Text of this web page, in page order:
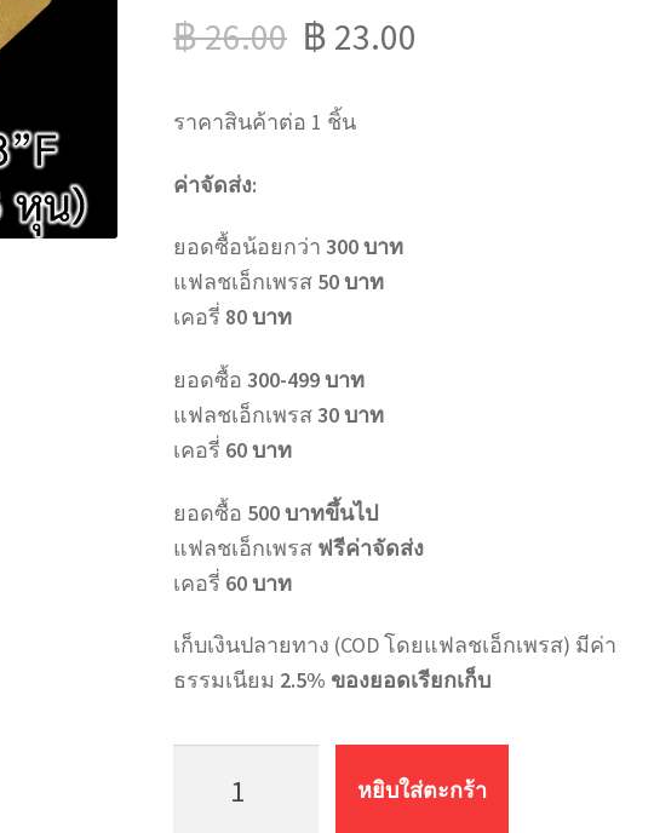
฿26.00 ฿ 23.00
ราคาสินค้าต่อ 1 ชิ้น
ค่าจัดส่ง:
ยอดซื้อน้อยกว่า300 บาท
แฟลชเอ็กเพรส 50 บาท
เคอรี่ 80 บาท
ยอดซื้อ300-499 บาท
แฟลชเอ็กเพรส30 บาท
เคอรี่ 60 บาท
ยอดซื้อ 500 บาทขึ้นไป
แฟลชเอ็กเพรส ฟรีค่าจัดส่ง
เคอรี่ 60 บาท
เก็บเงินปลายทาง (COD โดยแฟลชเอ็กเพรส) มีค่า
ธรรมเนียม 2.5% ของยอดเรียกเก็บ
หยิบใส่ตะกร้า